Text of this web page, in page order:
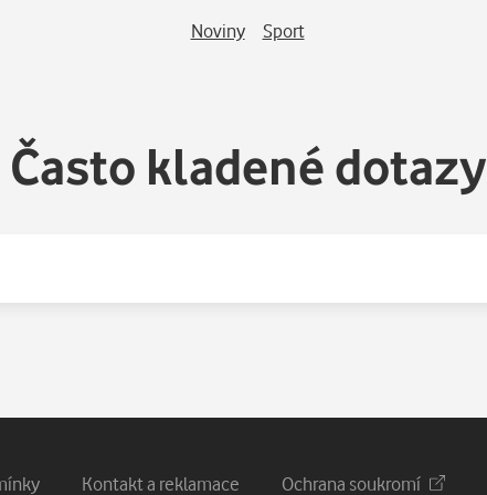
Noviny Sport
Často kladené dotazy
Kontakt a reklamace Ochrana soukromí